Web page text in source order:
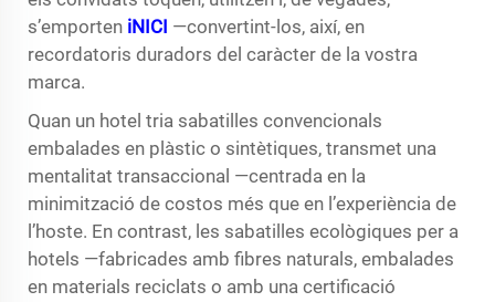
s’emporten iNICI —convertint-los, així, en
recordatoris duradors del caràcter de la vostra
marca.
Quan un hotel tria sabatilles convencionals
embalades en plàstic o sintètiques, transmet una
mentalitat transaccional —centrada en la
minimització de costos més que en l’experiència de
l’hoste. En contrast, les sabatilles ecològiques per a
hotels —fabricades amb fibres naturals, embalades
en materials reciclats o amb una certificació